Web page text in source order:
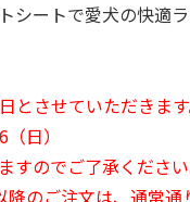
シートで愛犬の快適ラ
させていただきます
日）
すのでご了承ください
のご注文は、通常通